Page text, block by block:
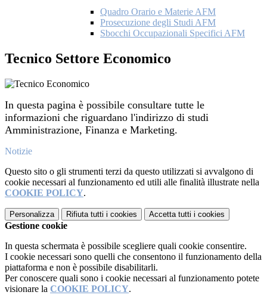
Quadro Orario e Materie AFM
Prosecuzione degli Studi AFM
Sbocchi Occupazionali Specifici AFM
Tecnico Settore Economico
In questa pagina è possibile consultare tutte le
informazioni che riguardano l'indirizzo di studi
Amministrazione, Finanza e Marketing.
Notizie
Questo sito o gli strumenti terzi da questo utilizzati si avvalgono di
cookie necessari al funzionamento ed utili alle finalità illustrate nella
COOKIE POLICY.
Personalizza Rifiuta tutti i cookies Accetta tutti i cookies
Gestione cookie
In questa schermata è possibile scegliere quali cookie consentire.
I cookie necessari sono quelli che consentono il funzionamento della
piattaforma e non è possibile disabilitarli.
Per conoscere quali sono i cookie necessari al funzionamento potete
visionare la COOKIE POLICY.